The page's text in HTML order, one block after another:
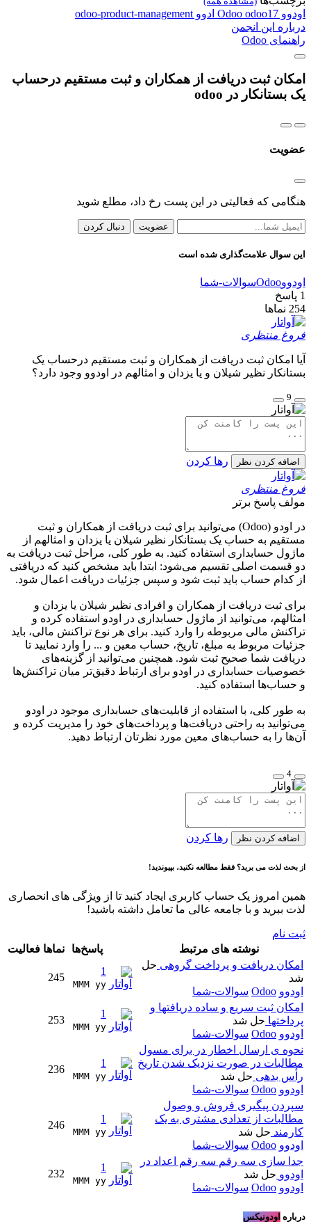
اودوو Odoo odoo17 ادوو odoo-product-management
درباره این انجمن
راهنمای Odoo
امکان ثبت دریافت از همکاران و ثبت مستقیم درحساب
یک بستانکار در odoo
عضویت
هنگامی که فعالیتی در این پست رخ داد، مطلع شوید
عضویت دنبال کردن
این سوال علامت‌گذاری شده است
اودووOdooسوالات-شما
1 پاسخ
254 نماها
فروغ منتظری
آیا امکان ثبت دریافت از همکاران و ثبت مستقیم درحساب یک
بستانکار نظیر شیلان و یا یزدان و امثالهم در اودوو وجود دارد؟
9
اضافه کردن نظر رها کردن
فروغ منتظری
مولف پاسخ برتر
در اودو (Odoo) می‌توانید برای ثبت دریافت از همکاران و ثبت
مستقیم به حساب یک بستانکار نظیر شیلان یا یزدان و امثالهم از
ماژول حسابداری استفاده کنید. به طور کلی، مراحل ثبت دریافت به
دو قسمت اصلی تقسیم می‌شود: ابتدا باید مشخص کنید که دریافتی
از کدام حساب باید ثبت شود و سپس جزئیات دریافت اعمال شود.
برای ثبت دریافت از همکاران و افرادی نظیر شیلان یا یزدان و
امثالهم، می‌توانید از ماژول حسابداری در اودو استفاده کرده و
تراکنش مالی مربوطه را وارد کنید. برای هر نوع تراکنش مالی، باید
جزئیات مربوط به مبلغ، تاریخ، حساب معین و ... را وارد نمایید تا
دریافت شما صحیح ثبت شود. همچنین می‌توانید از گزینه‌های
خصوصیات حسابداری در اودو برای ارتباط دقیق‌تر میان تراکنش‌ها
و حساب‌ها استفاده کنید.
به طور کلی، با استفاده از قابلیت‌های حسابداری موجود در اودو
می‌توانید به راحتی دریافت‌ها و پرداخت‌های خود را مدیریت کرده و
آن‌ها را به حساب‌های معین مورد نظرتان ارتباط دهید.
4
اضافه کردن نظر رها کردن
از بحث لذت می برید؟ فقط مطالعه نکنید، بپیوندید!
همین امروز یک حساب کاربری ایجاد کنید تا از ویژگی های انحصاری
لذت ببرید و با جامعه عالی ما تعامل داشته باشید!
ثبت نام
نوشته های مرتبط
پاسخ‌ها نماها فعالیت
امکان دریافت و پرداخت گروهی حل
شد
اودوو Odoo سوالات-شما
1
MMM yy
245
امکان ثبت سریع و ساده دریافتها و
پرداختها حل شد
اودوو Odoo سوالات-شما
1
MMM yy
253
نحوه ی ارسال اخطار در برای مسول
مطالبات در صورت نزدیک شدن تاریخ
را‌ٔس بدهی حل شد
اودوو Odoo سوالات-شما
1
MMM yy
236
سپردن پیگیری فروش و وصول
مطالبات از تعدادی مشتری به یک
کارمند حل شد
اودوو Odoo سوالات-شما
1
MMM yy
246
جدا سازی سه رقم سه رقم اعداد در
اودوو حل شد
اودوو Odoo سوالات-شما
1
MMM yy
232
درباره اودونیکس